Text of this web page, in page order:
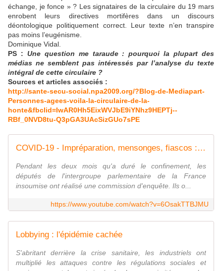
échange, je fonce » ? Les signataires de la circulaire du 19 mars
enrobent leurs directives mortifères dans un discours
déontologique politiquement correct. Leur texte n’en transpire
pas moins l’eugénisme.
Dominique Vidal.
PS : Une question me taraude : pourquoi la plupart des
médias ne semblent pas intéressés par l’analyse du texte
intégral de cette circulaire ?
Sources et articles associés :
http://sante-secu-social.npa2009.org/?Blog-de-Mediapart-
Personnes-agees-voila-la-circulaire-de-la-
honte&fbclid=IwAR0Hh5EixWVJbE9iYNhz9HEPTj--
RBf_0NVD8tu-Q3pGA3UAcSizGUo7sPE
COVID-19 - Impréparation, mensonges, fiascos : Macron épinglé pour sa gestion de la crise
Pendant les deux mois qu'a duré le confinement, les
députés de l'intergroupe parlementaire de la France
insoumise ont réalisé une commission d'enquête. Ils o...
https://www.youtube.com/watch?v=6OsakTTBJMU
Lobbying : l'épidémie cachée
S'abritant derrière la crise sanitaire, les industriels ont
multiplié les attaques contre les régulations sociales et